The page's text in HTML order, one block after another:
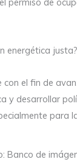
energética justa?
con el fin de
y desarrollar
para
Banco de